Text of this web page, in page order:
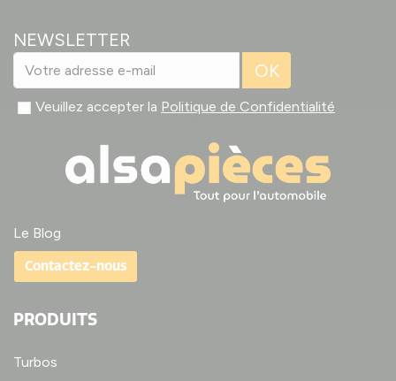
NEWSLETTER
OK
Veuillez accepter la Politique de Confidentialité
Le Blog
Contactez-nous
PRODUITS
Turbos